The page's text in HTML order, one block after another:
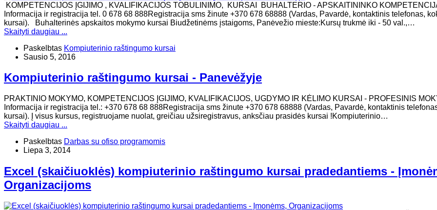
KOMPETENCIJOS ĮGIJIMO , KVALIFIKACIJOS TOBULINIMO, KURSAI BUHALTERIO - APSKAITININKO
Informacija ir registracija tel. 0 678 68 888Registracija sms žinute +370 678 68888 (Vardas, Pavardė, kontaktinis telefonas,
kursai). Buhalterinės apskaitos mokymo kursai Biudžetinėms įstaigoms, Panėvežio mieste:Kursų trukmė iki - 50 val.,…
Skaityti daugiau ...
Paskelbtas Kompiuterinio raštingumo kursai
Sausio 5, 2016
Kompiuterinio raštingumo kursai - Panevėžyje
PRAKTINIO MOKYMO, KOMPETENCIJOS ĮGIJIMO, KVALIFIKACIJOS, UGDYMO IR KĖLIMO KURSAI - PROFESINIS
Informacija ir registracija tel.: +370 678 68 888Registracija sms žinute +370 678 68888 (Vardas, Pavardė, kontaktinis
kursai). Į visus kursus, registruojame nuolat, greičiau užsiregistravus, anksčiau prasidės kursai !Kompiuterinio…
Skaityti daugiau ...
Paskelbtas Darbas su ofiso programomis
Liepa 3, 2014
Excel (skaičiuoklės) kompiuterinio raštingumo kursai pradedantiems -
Organizacijoms